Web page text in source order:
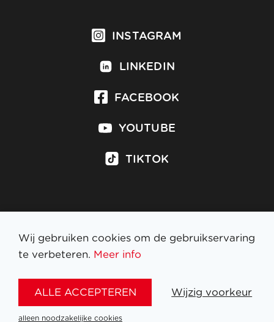
INSTAGRAM
LINKEDIN
FACEBOOK
YOUTUBE
TIKTOK
Inschrijven op nieuwsbrief
Wij gebruiken cookies om de gebruikservaring
te verbeteren. Meer info
ALLE ACCEPTEREN Wijzig voorkeur
alleen noodzakelijke cookies